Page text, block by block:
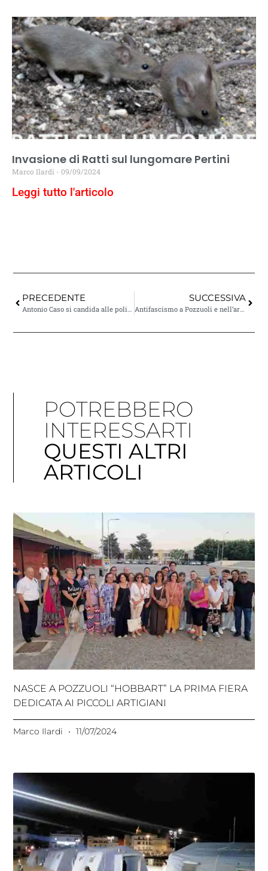
Invasione di Ratti sul lungomare Pertini
Marco Ilardi 09/09/2024
Leggi tutto l'articolo
PRECEDENTE
Antonio Caso si candida alle politiche del 25 settembre
SUCCESSIVA
Antifascismo a Pozzuoli e nell’area flegrea
POTREBBERO
INTERESSARTI
QUESTI ALTRI
ARTICOLI
NASCE A POZZUOLI “HOBBART” LA PRIMA FIERA
DEDICATA AI PICCOLI ARTIGIANI
Marco Ilardi 11/07/2024